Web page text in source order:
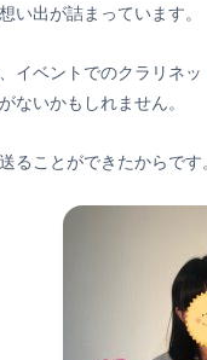
い出が詰まっています。
イベントでのクラリネ
ないかもしれません。
ることができたからです。